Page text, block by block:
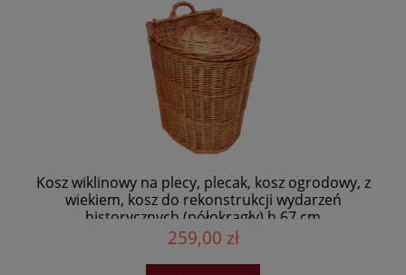
Kosz wiklinowy na plecy, plecak, kosz ogrodowy, z
wiekiem, kosz do rekonstrukcji wydarzeń
historycznych (półokrągły) h 67 cm
259,00 zł